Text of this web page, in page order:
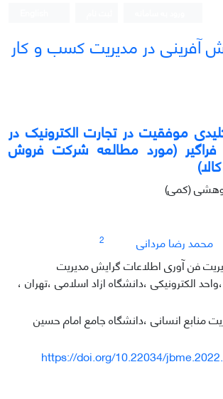
آفرینی در مدیریت کسب و کار
موفقیت در تجارت الکترونیک در
فراگیر (مورد مطالعه شرکت‌ فروش
(کمی)
محمد رضا مردانی
2
فن آوری اطلاعات گرایش مدیریت
الکترونیکی ،دانشگاه ازاد اسلامی ،تهران ،
منابع انسانی ،دانشگاه جامع امام حسین
https://doi.org/10.22034/